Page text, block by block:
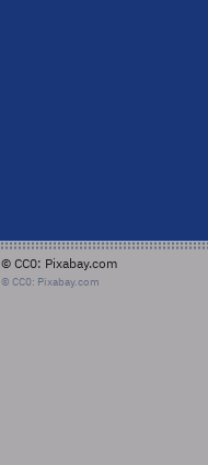
© CC0: Pixabay.com
© CC0: Pixabay.com